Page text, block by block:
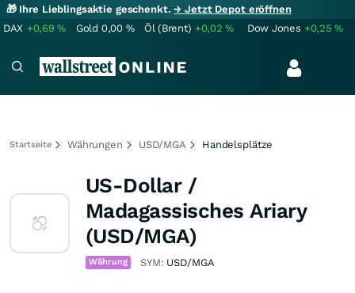
🎁 Ihre Lieblingsaktie geschenkt.→ Jetzt Depot eröffnen
DAX +0,69% Gold 0,00 % Öl (Brent) +0,02% Dow Jones +0,25%
Startseite Währungen USD/MGA Handelsplätze
US-Dollar /
Madagassisches Ariary
(USD/MGA)
Währung SYM: USD/MGA